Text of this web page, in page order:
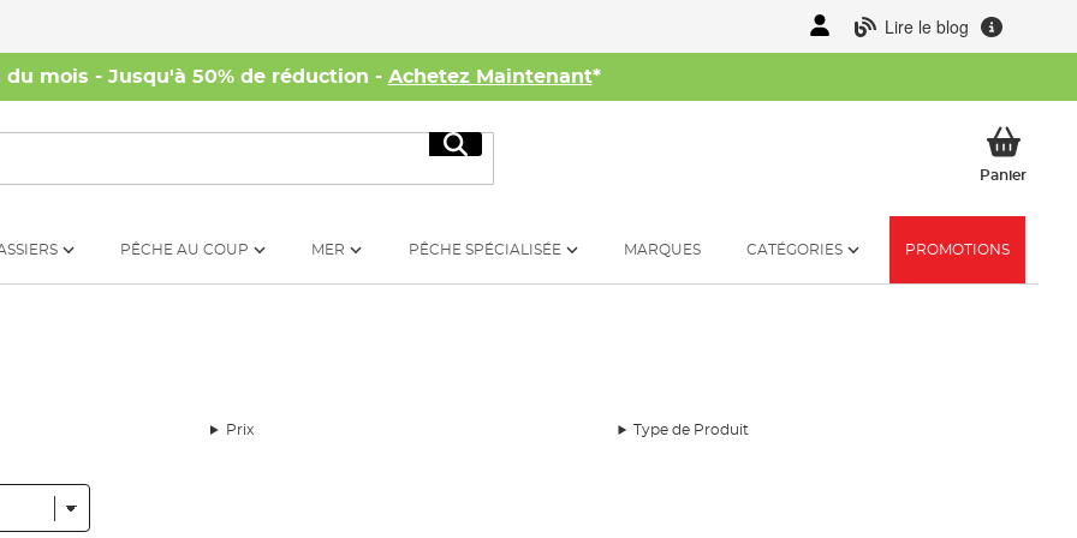
Lire le blog
du mois - Jusqu'à 50% de réduction - Achetez Maintenant*
Rechercher
PanierMon
PÊCHE AU COUP MER PÊCHE SPÉCIALISÉE MARQUES CATÉGORIES PROMOTIONS
Prix Type de Produit